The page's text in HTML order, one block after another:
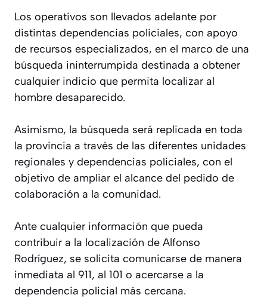
Los operativos son llevados adelante por
distintas dependencias policiales, con apoyo
de recursos especializados, en el marco de una
búsqueda ininterrumpida destinada a obtener
cualquier indicio que permita localizar al
hombre desaparecido.
Asimismo, la búsqueda será replicada en toda
la provincia a través de las diferentes unidades
regionales y dependencias policiales, con el
objetivo de ampliar el alcance del pedido de
colaboración a la comunidad.
Ante cualquier información que pueda
contribuir a la localización de Alfonso
Rodríguez, se solicita comunicarse de manera
inmediata al 911, al 101 o acercarse a la
dependencia policial más cercana.